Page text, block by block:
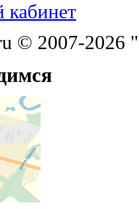
© 2007-2026